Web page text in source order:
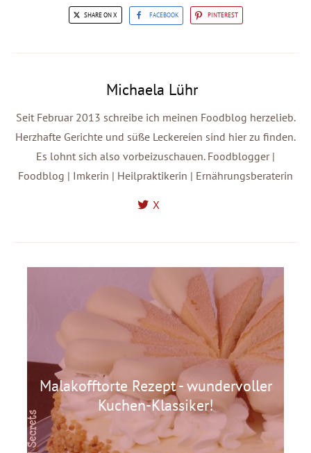
SHARE ON X FACEBOOK PINTEREST
Michaela Lühr
Seit Februar 2013 schreibe ich meinen Foodblog herzelieb.
Herzhafte Gerichte und süße Leckereien sind hier zu finden.
Es lohnt sich also vorbeizuschauen. Foodblogger |
Foodblog | Imkerin | Heilpraktikerin | Ernährungsberaterin
X
Malakofftorte Rezept - wundervoller
Kuchen-Klassiker!